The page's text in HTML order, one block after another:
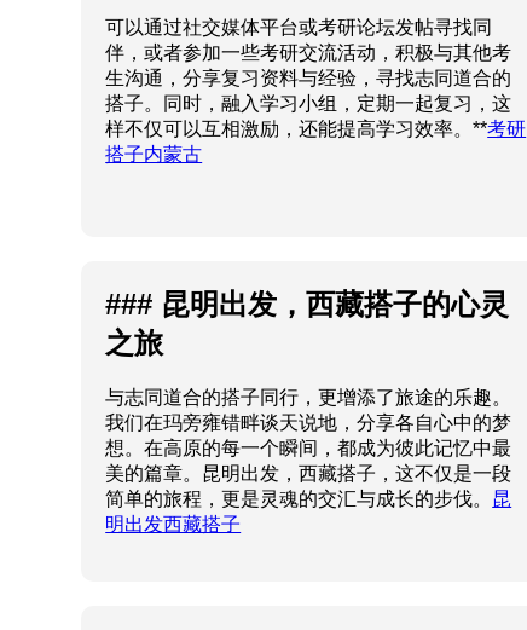
可以通过社交媒体平台或考研论坛发帖寻找同
伴，或者参加一些考研交流活动，积极与其他考
生沟通，分享复习资料与经验，寻找志同道合的
搭子。同时，融入学习小组，定期一起复习，这
样不仅可以互相激励，还能提高学习效率。**考研
搭子内蒙古
### 昆明出发，西藏搭子的心灵
之旅
与志同道合的搭子同行，更增添了旅途的乐趣。
我们在玛旁雍错畔谈天说地，分享各自心中的梦
想。在高原的每一个瞬间，都成为彼此记忆中最
美的篇章。昆明出发，西藏搭子，这不仅是一段
简单的旅程，更是灵魂的交汇与成长的步伐。 昆
明出发西藏搭子